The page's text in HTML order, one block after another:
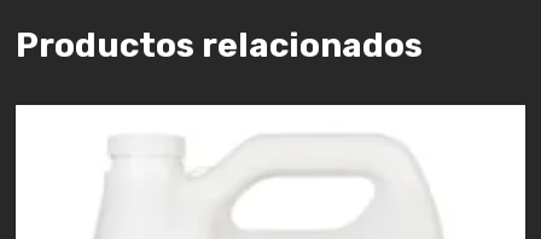
Productos relacionados